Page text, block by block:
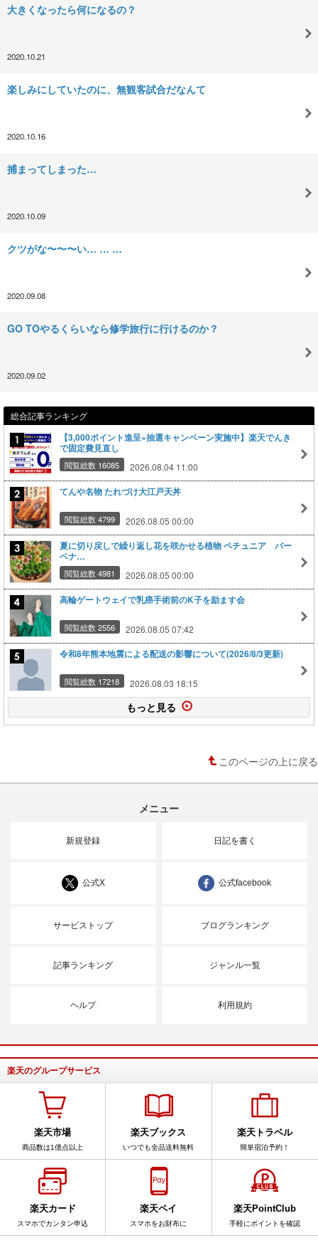
大きくなったら何になるの？
2020.10.21
楽しみにしていたのに、無観客試合だなんて
2020.10.16
捕まってしまった…
2020.10.09
クツがな〜〜〜い… … …
2020.09.08
GO TOやるくらいなら修学旅行に行けるのか？
2020.09.02
総合記事ランキング
【3,000ポイント進呈×抽選キャンペーン実施中】楽天でんき
で固定費見直し
閲覧総数 16085 2026.08.04 11:00
てんや名物 たれづけ大江戸天丼
閲覧総数 4799 2026.08.05 00:00
夏に切り戻しで繰り返し花を咲かせる植物 ペチュニア バー
ベナ…
閲覧総数 4981 2026.08.05 00:00
高輪ゲートウェイで乳癌手術前のK子を励ます会
閲覧総数 2556 2026.08.05 07:42
令和8年熊本地震による配送の影響について(2026/8/3更新)
閲覧総数 17218 2026.08.03 18:15
もっと見る
このページの上に戻る
メニュー
新規登録 日記を書く
公式X 公式facebook
サービストップ ブログランキング
記事ランキング ジャンル一覧
ヘルプ 利用規約
楽天のグループサービス
楽天市場
商品数は1億点以上
楽天ブックス
いつでも全品送料無料
楽天トラベル
簡単宿泊予約！
楽天カード
スマホでカンタン申込
楽天ペイ
スマホをお財布に
楽天PointClub
手軽にポイントを確認